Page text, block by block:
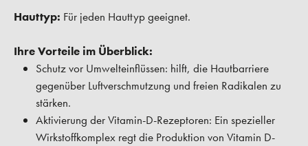
Hauttyp: Für jeden Hauttyp geeignet.
Ihre Vorteile im Überblick:
Schutz vor Umwelteinflüssen: hilft, die Hautbarriere
gegenüber Luftverschmutzung und freien Radikalen zu
stärken.
Aktivierung der Vitamin-D-Rezeptoren: Ein spezieller
Wirkstoffkomplex regt die Produktion von Vitamin D-